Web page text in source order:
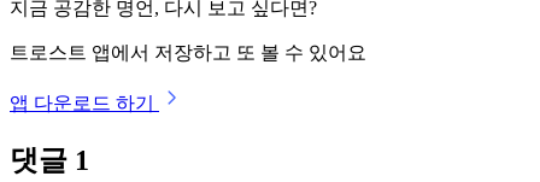
지금 공감한 명언, 다시 보고 싶다면?
트로스트 앱에서 저장하고 또 볼 수 있어요
앱 다운로드 하기
댓글 1